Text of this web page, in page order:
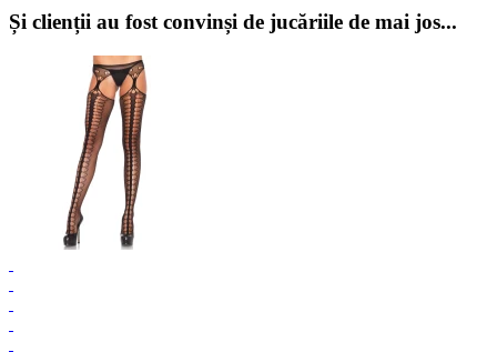
Și clienții au fost convinși de jucăriile de mai jos...